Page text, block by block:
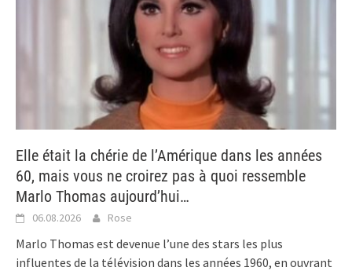
Elle était la chérie de l’Amérique dans les années
60, mais vous ne croirez pas à quoi ressemble
Marlo Thomas aujourd’hui…
06.08.2026 Rose
Marlo Thomas est devenue l’une des stars les plus
influentes de la télévision dans les années 1960, en ouvrant